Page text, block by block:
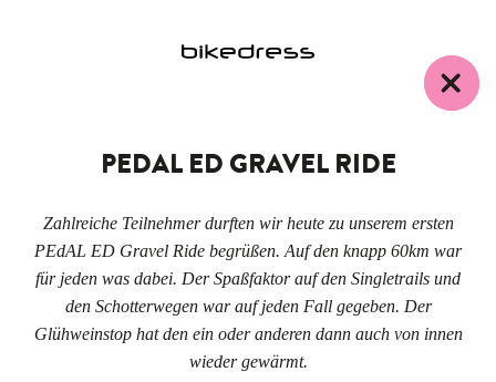
PEDAL ED GRAVEL RIDE
Zahlreiche Teilnehmer durften wir heute zu unserem ersten
PEdAL ED Gravel Ride begrüßen. Auf den knapp 60km war
für jeden was dabei. Der Spaßfaktor auf den Singletrails und
den Schotterwegen war auf jeden Fall gegeben. Der
Glühweinstop hat den ein oder anderen dann auch von innen
wieder gewärmt.